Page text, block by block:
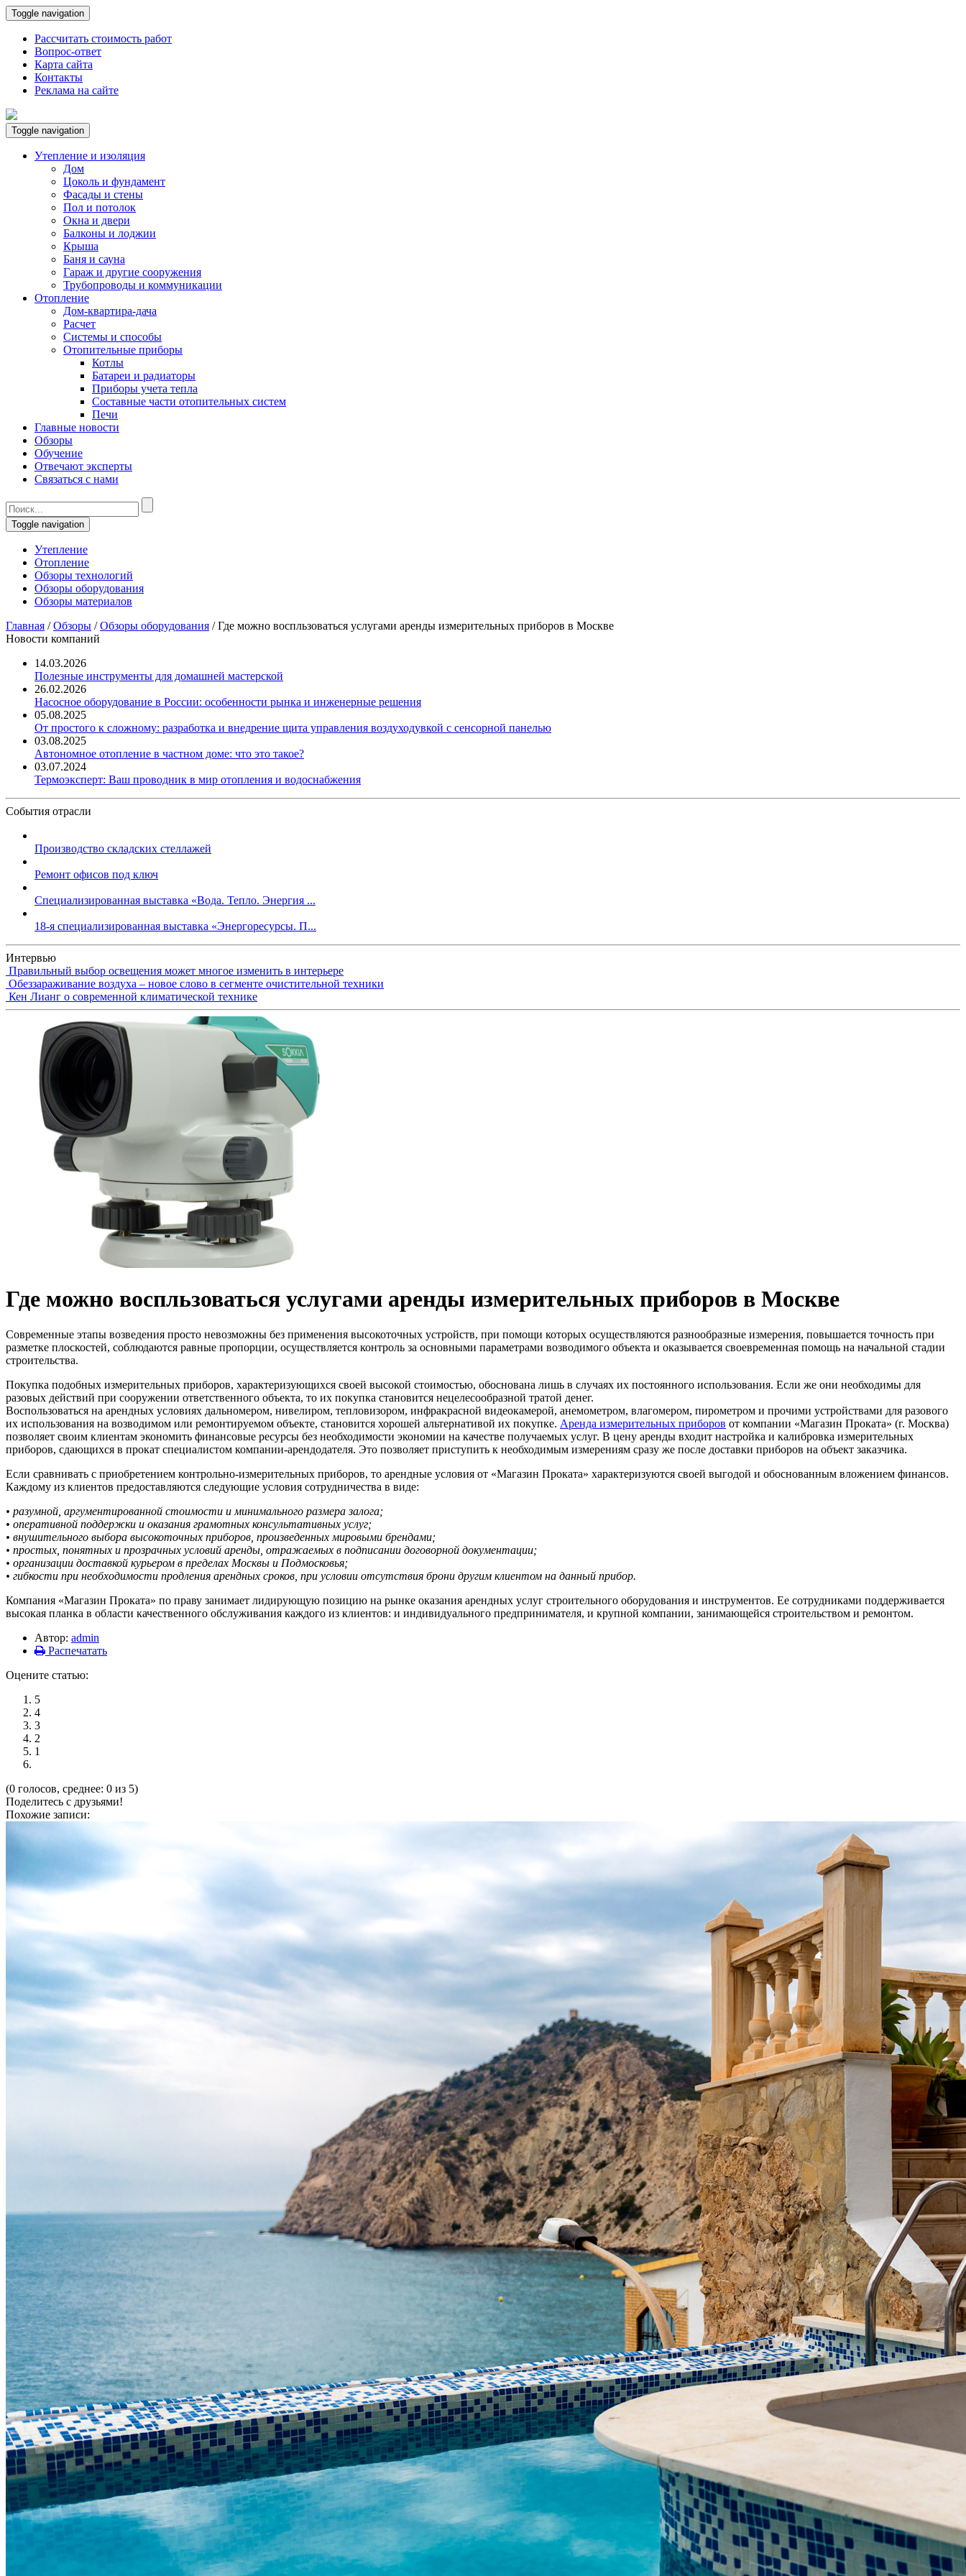
Toggle navigation
Рассчитать стоимость работ
Вопрос-ответ
Карта сайта
Контакты
Реклама на сайте
Toggle navigation
Утепление и изоляция
Дом
Цоколь и фундамент
Фасады и стены
Пол и потолок
Окна и двери
Балконы и лоджии
Крыша
Баня и сауна
Гараж и другие сооружения
Трубопроводы и коммуникации
Отопление
Дом-квартира-дача
Расчет
Системы и способы
Отопительные приборы
Котлы
Батареи и радиаторы
Приборы учета тепла
Составные части отопительных систем
Печи
Главные новости
Обзоры
Обучение
Отвечают эксперты
Связаться с нами
Toggle navigation
Утепление
Отопление
Обзоры технологий
Обзоры оборудования
Обзоры материалов
Главная /Обзоры /Обзоры оборудования /Где можно воспльзоваться услугами аренды измерительных приборов в Москве
Новости компаний
14.03.2026
Полезные инструменты для домашней мастерской
26.02.2026
Насосное оборудование в России: особенности рынка и инженерные решения
05.08.2025
От простого к сложному: разработка и внедрение щита управления воздуходувкой с сенсорной панелью
03.08.2025
Автономное отопление в частном доме: что это такое?
03.07.2024
Термоэксперт: Ваш проводник в мир отопления и водоснабжения
События отрасли
Производство складских стеллажей
Ремонт офисов под ключ
Специализированная выставка «Вода. Тепло. Энергия ...
18-я специализированная выставка «Энергоресурсы. П...
Интервью
Правильный выбор освещения может многое изменить в интерьере
Обеззараживание воздуха – новое слово в сегменте очистительной техники
Кен Лианг о современной климатической технике
Где можно воспльзоваться услугами аренды измерительных приборов в Москве
Современные этапы возведения просто невозможны без применения высокоточных устройств, при помощи которых осуществляются разнообразные измерения, повышается точность при
разметке плоскостей, соблюдаются равные пропорции, осуществляется контроль за основными параметрами возводимого объекта и оказывается своевременная помощь на начальной стадии
строительства.
Покупка подобных измерительных приборов, характеризующихся своей высокой стоимостью, обоснована лишь в случаях их постоянного использования. Если же они необходимы для
разовых действий при сооружении ответственного объекта, то их покупка становится нецелесообразной тратой денег.
Воспользоваться на арендных условиях дальномером, нивелиром, тепловизором, инфракрасной видеокамерой, анемометром, влагомером, пирометром и прочими устройствами для разового
их использования на возводимом или ремонтируемом объекте, становится хорошей альтернативой их покупке. Аренда измерительных приборов от компании «Магазин Проката» (г. Москва)
позволяет своим клиентам экономить финансовые ресурсы без необходимости экономии на качестве получаемых услуг. В цену аренды входит настройка и калибровка измерительных
приборов, сдающихся в прокат специалистом компании-арендодателя. Это позволяет приступить к необходимым измерениям сразу же после доставки приборов на объект заказчика.
Если сравнивать с приобретением контрольно-измерительных приборов, то арендные условия от «Магазин Проката» характеризуются своей выгодой и обоснованным вложением финансов.
Каждому из клиентов предоставляются следующие условия сотрудничества в виде:
• разумной, аргументированной стоимости и минимального размера залога;
• оперативной поддержки и оказания грамотных консультативных услуг;
• внушительного выбора высокоточных приборов, произведенных мировыми брендами;
• простых, понятных и прозрачных условий аренды, отражаемых в подписании договорной документации;
• организации доставкой курьером в пределах Москвы и Подмосковья;
• гибкости при необходимости продления арендных сроков, при условии отсутствия брони другим клиентом на данный прибор.
Компания «Магазин Проката» по праву занимает лидирующую позицию на рынке оказания арендных услуг строительного оборудования и инструментов. Ее сотрудниками поддерживается
высокая планка в области качественного обслуживания каждого из клиентов: и индивидуального предпринимателя, и крупной компании, занимающейся строительством и ремонтом.
Автор: admin
Распечатать
Оцените статью:
5
4
3
2
1
(0 голосов, среднее: 0 из 5)
Поделитесь с друзьями!
Похожие записи: